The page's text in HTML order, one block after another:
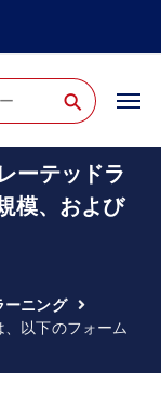
⚲
ーテッドラ
模、および
ーニング
以下のフォーム